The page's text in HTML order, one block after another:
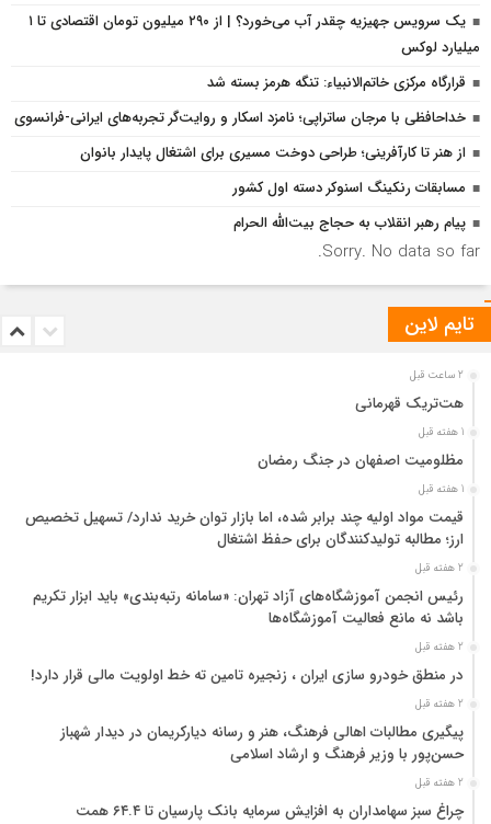
یک سرویس جهیزیه چقدر آب می‌خورد؟ | از ۲۹۰ میلیون تومان اقتصادی تا ۱
میلیارد لوکس
قرارگاه مرکزی خاتم‌الانبیاء: تنگه هرمز بسته شد
خداحافظی با مرجان ساتراپی؛ نامزد اسکار و روایت‌گر تجربه‌های ایرانی-فرانسوی
از هنر تا کارآفرینی؛ طراحی دوخت مسیری برای اشتغال پایدار بانوان
مسابقات رنکینگ اسنوکر دسته اول کشور
پیام رهبر انقلاب به حجاج بیت‌الله الحرام
Sorry. No data so far.
تایم لاین
2 ساعت قبل
هت‌تریک قهرمانی
1 هفته قبل
مظلومیت اصفهان در جنگ رمضان
1 هفته قبل
قیمت مواد اولیه چند برابر شده، اما بازار توان خرید ندارد/ تسهیل تخصیص
ارز؛ مطالبه تولیدکنندگان برای حفظ اشتغال
2 هفته قبل
رئیس انجمن آموزشگاه‌های آزاد تهران: «سامانه رتبه‌بندی» باید ابزار تکریم
باشد نه مانع فعالیت آموزشگاه‌ها
2 هفته قبل
در منطق خودرو سازی ایران ، زنجیره تامین ته خط اولویت مالی قرار دارد!
2 هفته قبل
پیگیری مطالبات اهالی فرهنگ، هنر و رسانه دیارکریمان در دیدار شهباز
حسن‌پور با وزیر فرهنگ و ارشاد اسلامی
2 هفته قبل
چراغ سبز سهامداران به افزایش سرمایه بانک پارسیان تا ۶۴.۴ همت